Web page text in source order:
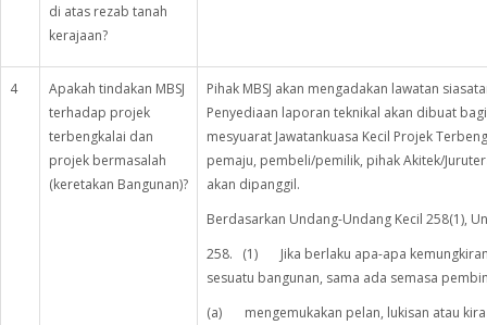
di atas rezab tanah
kerajaan?
4
Apakah tindakan MBSJ
terhadap projek
terbengkalai dan
projek bermasalah
(keretakan Bangunan)?
Pihak MBSJ akan mengadakan lawatan
Penyediaan laporan teknikal akan dibuat
mesyuarat Jawatankuasa Kecil Projek
pemaju, pembeli/pemilik, pihak Akitek/
akan dipanggil.
Berdasarkan Undang-Undang Kecil 258(1),
258. (1) Jika berlaku apa-apa
sesuatu bangunan, sama ada semasa
(a) mengemukakan pelan, lukisan atau